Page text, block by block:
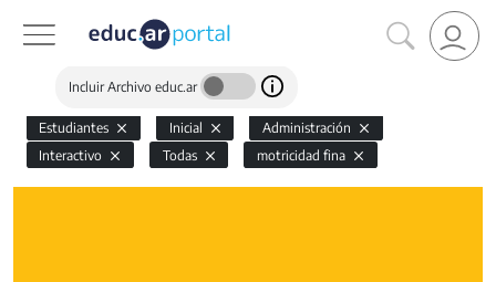
Incluir Archivo educ.ar
Estudiantes Inicial
Administración
Interactivo
Todas motricidad fina